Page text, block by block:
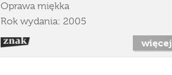
Oprawa miękka
Rok wydania: 2005
więcej